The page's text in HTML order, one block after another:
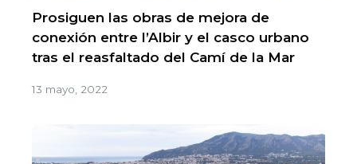
Prosiguen las obras de mejora de
conexión entre l’Albir y el casco urbano
tras el reasfaltado del Camí de la Mar
13 mayo, 2022